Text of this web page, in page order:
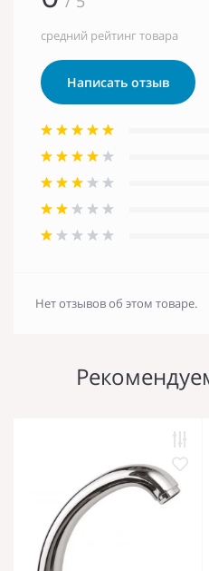
средний рейтинг товара
Написать отзыв
Нет отзывов об этом товаре.